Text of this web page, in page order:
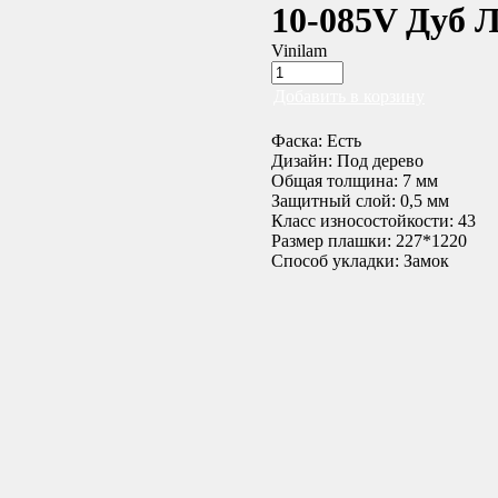
10-085V Дуб
Vinilam
Фаска: Есть
Дизайн: Под дерево
Общая толщина: 7 мм
Защитный слой: 0,5 мм
Класс износостойкости: 43
Размер плашки: 227*1220
Способ укладки: Замок